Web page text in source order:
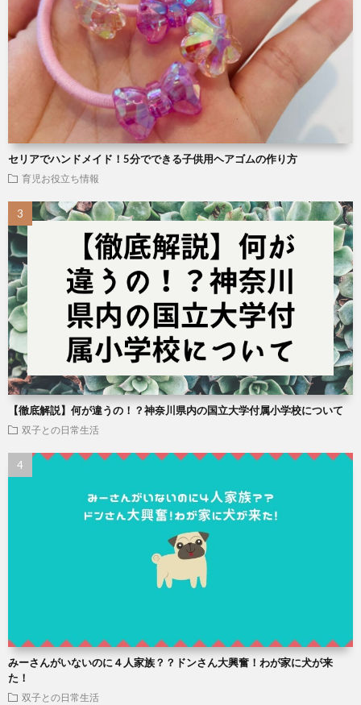
セリアでハンドメイド！5分でできる子供用ヘアゴムの作り方
育児お役立ち情報
【徹底解説】何が違うの！？神奈川県内の国立大学付属小学校について
双子との日常生活
みーさんがいないのに４人家族？？ドンさん大興奮！わが家に犬が来
た！
双子との日常生活